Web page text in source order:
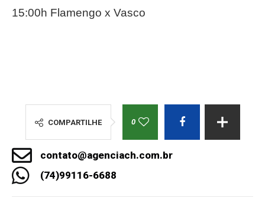
15:00h Flamengo x Vasco
COMPARTILHE 0
contato@agenciach.com.br
(74)99116-6688